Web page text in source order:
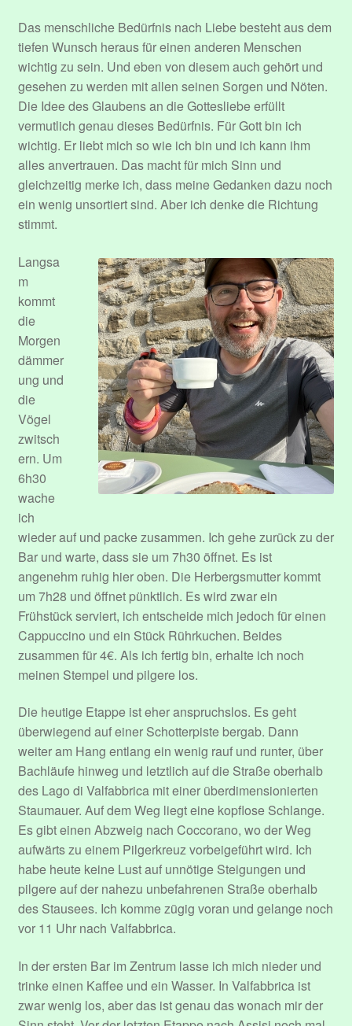
Das menschliche Bedürfnis nach Liebe besteht aus dem
tiefen Wunsch heraus für einen anderen Menschen
wichtig zu sein. Und eben von diesem auch gehört und
gesehen zu werden mit allen seinen Sorgen und Nöten.
Die Idee des Glaubens an die Gottesliebe erfüllt
vermutlich genau dieses Bedürfnis. Für Gott bin ich
wichtig. Er liebt mich so wie ich bin und ich kann ihm
alles anvertrauen. Das macht für mich Sinn und
gleichzeitig merke ich, dass meine Gedanken dazu noch
ein wenig unsortiert sind. Aber ich denke die Richtung
stimmt.
Langsa
m
kommt
die
Morgen
dämmer
ung und
die
Vögel
zwitsch
ern. Um
6h30
wache
ich
wieder auf und packe zusammen. Ich gehe zurück zu der
Bar und warte, dass sie um 7h30 öffnet. Es ist
angenehm ruhig hier oben. Die Herbergsmutter kommt
um 7h28 und öffnet pünktlich. Es wird zwar ein
Frühstück serviert, ich entscheide mich jedoch für einen
Cappuccino und ein Stück Rührkuchen. Beides
zusammen für 4€. Als ich fertig bin, erhalte ich noch
meinen Stempel und pilgere los.
Die heutige Etappe ist eher anspruchslos. Es geht
überwiegend auf einer Schotterpiste bergab. Dann
weiter am Hang entlang ein wenig rauf und runter, über
Bachläufe hinweg und letztlich auf die Straße oberhalb
des Lago di Valfabbrica mit einer überdimensionierten
Staumauer. Auf dem Weg liegt eine kopflose Schlange.
Es gibt einen Abzweig nach Coccorano, wo der Weg
aufwärts zu einem Pilgerkreuz vorbeigeführt wird. Ich
habe heute keine Lust auf unnötige Steigungen und
pilgere auf der nahezu unbefahrenen Straße oberhalb
des Stausees. Ich komme zügig voran und gelange noch
vor 11 Uhr nach Valfabbrica.
In der ersten Bar im Zentrum lasse ich mich nieder und
trinke einen Kaffee und ein Wasser. In Valfabbrica ist
zwar wenig los, aber das ist genau das wonach mir der